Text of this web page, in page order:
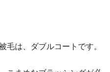
毛は、ダブルコートです。